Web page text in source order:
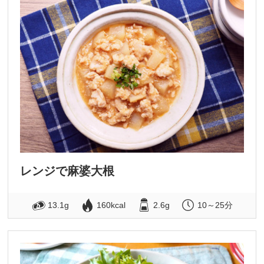
レンジで麻婆大根
13.1g 160kcal 2.6g 10～25分